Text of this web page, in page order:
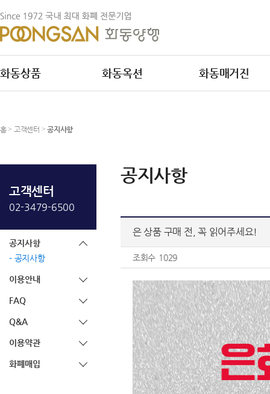
화동상품 화동옥션 화동매거진
홈> 고객센터 >공지사항
고객센터
02-3479-6500
공지사항
공지사항
이용안내
FAQ
Q&A
이용약관
화폐매입
공지사항
은 상품 구매 전, 꼭 읽어주세요!
조회수 1029